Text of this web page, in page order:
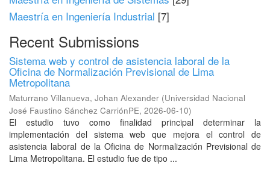
Maestría en Ingeniería Industrial [7]
Recent Submissions
Sistema web y control de asistencia laboral de la
Oficina de Normalización Previsional de Lima
Metropolitana
Maturrano Villanueva, Johan Alexander (Universidad Nacional
José Faustino Sánchez CarriónPE, 2026-06-10)
El estudio tuvo como finalidad principal determinar la
implementación del sistema web que mejora el control de
asistencia laboral de la Oficina de Normalización Previsional de
Lima Metropolitana. El estudio fue de tipo ...